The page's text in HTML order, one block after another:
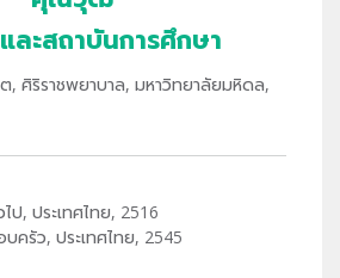
ะสถาบันการศึกษา
ศิริราชพยาบาล, มหาวิทยาลัยมหิดล,
ป, ประเทศไทย, 2516
บครัว, ประเทศไทย, 2545